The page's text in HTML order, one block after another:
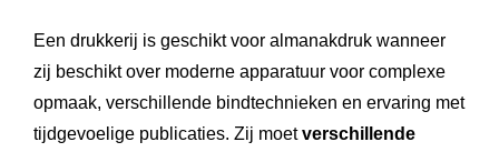
Een drukkerij is geschikt voor almanakdruk wanneer
zij beschikt over moderne apparatuur voor complexe
opmaak, verschillende bindtechnieken en ervaring met
tijdgevoelige publicaties. Zij moetverschillende